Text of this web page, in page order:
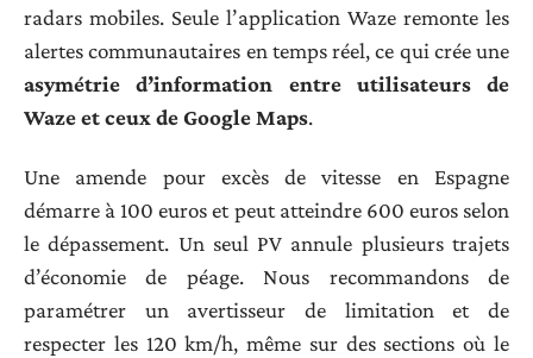
radars mobiles. Seule l’application Waze remonte les
alertes communautaires en temps réel, ce qui crée une
asymétrie d’information entre utilisateurs de
Waze et ceux de Google Maps.
Une amende pour excès de vitesse en Espagne
démarre à 100 euros et peut atteindre 600 euros selon
le dépassement. Un seul PV annule plusieurs trajets
d’économie de péage. Nous recommandons de
paramétrer un avertisseur de limitation et de
respecter les 120 km/h, même sur des sections où le